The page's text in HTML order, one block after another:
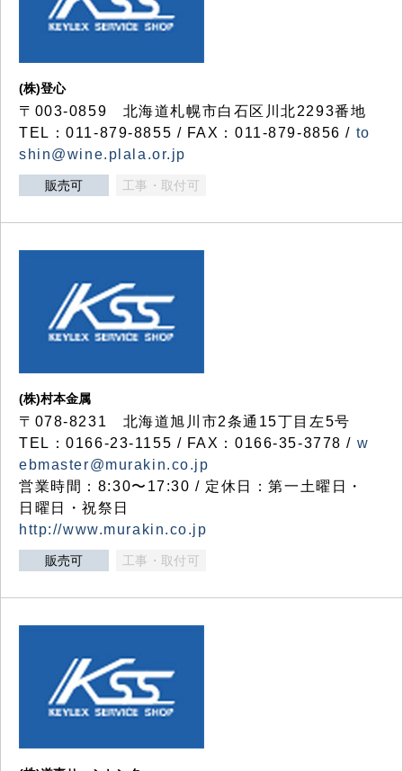
(株)登心
〒003-0859 北海道札幌市白石区川北2293番地
TEL：011-879-8855 / FAX：011-879-8856 / to
shin@wine.plala.or.jp
販売可 工事・取付可
(株)村本金属
〒078-8231 北海道旭川市2条通15丁目左5号
TEL：0166-23-1155 / FAX：0166-35-3778 / w
ebmaster@murakin.co.jp
営業時間：8:30〜17:30 / 定休日：第一土曜日・
日曜日・祝祭日
http://www.murakin.co.jp
販売可 工事・取付可